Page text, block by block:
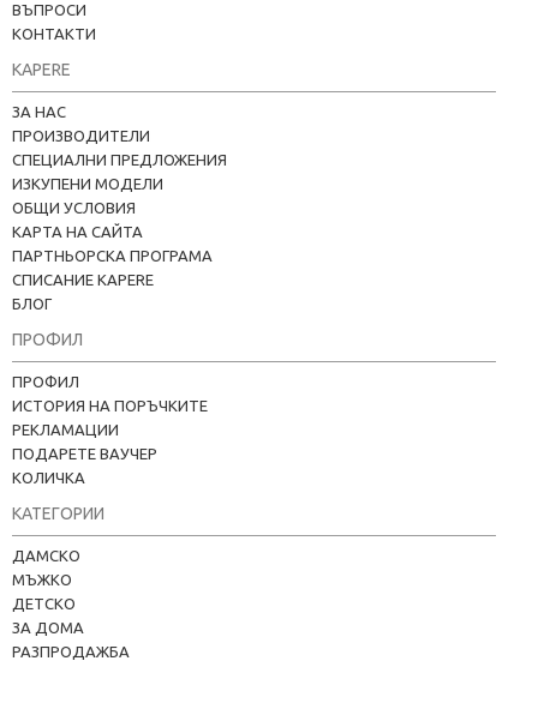
ВЪПРОСИ
КОНТАКТИ
KAPERE
ЗА НАС
ПРОИЗВОДИТЕЛИ
СПЕЦИАЛНИ ПРЕДЛОЖЕНИЯ
ИЗКУПЕНИ МОДЕЛИ
ОБЩИ УСЛОВИЯ
КАРТА НА САЙТА
ПАРТНЬОРСКА ПРОГРАМА
СПИСАНИЕ KAPERE
БЛОГ
ПРОФИЛ
ПРОФИЛ
ИСТОРИЯ НА ПОРЪЧКИТЕ
РЕКЛАМАЦИИ
ПОДАРЕТЕ ВАУЧЕР
КОЛИЧКА
КАТЕГОРИИ
ДАМСКО
МЪЖКО
ДЕТСКО
ЗА ДОМА
РАЗПРОДАЖБА
Kapere.com